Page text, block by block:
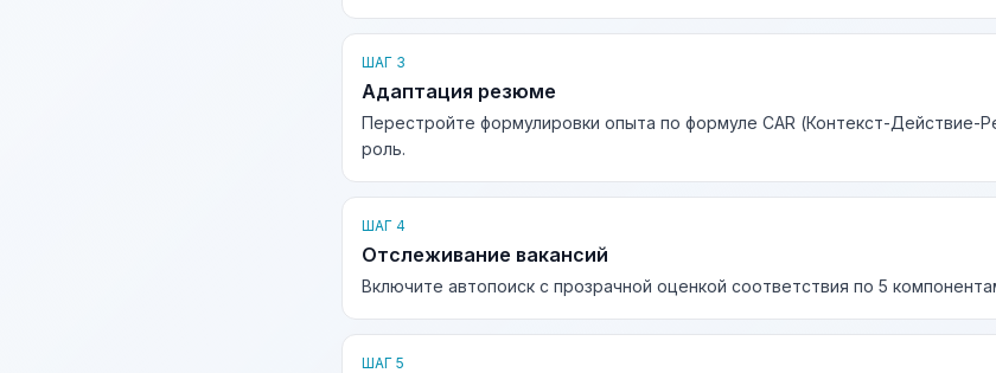
ШАГ 3
Адаптация резюме
Перестройте формулировки опыта по формуле CAR (Контекст-Действие-
роль.
ШАГ 4
Отслеживание вакансий
Включите автопоиск с прозрачной оценкой соответствия по 5
ШАГ 5